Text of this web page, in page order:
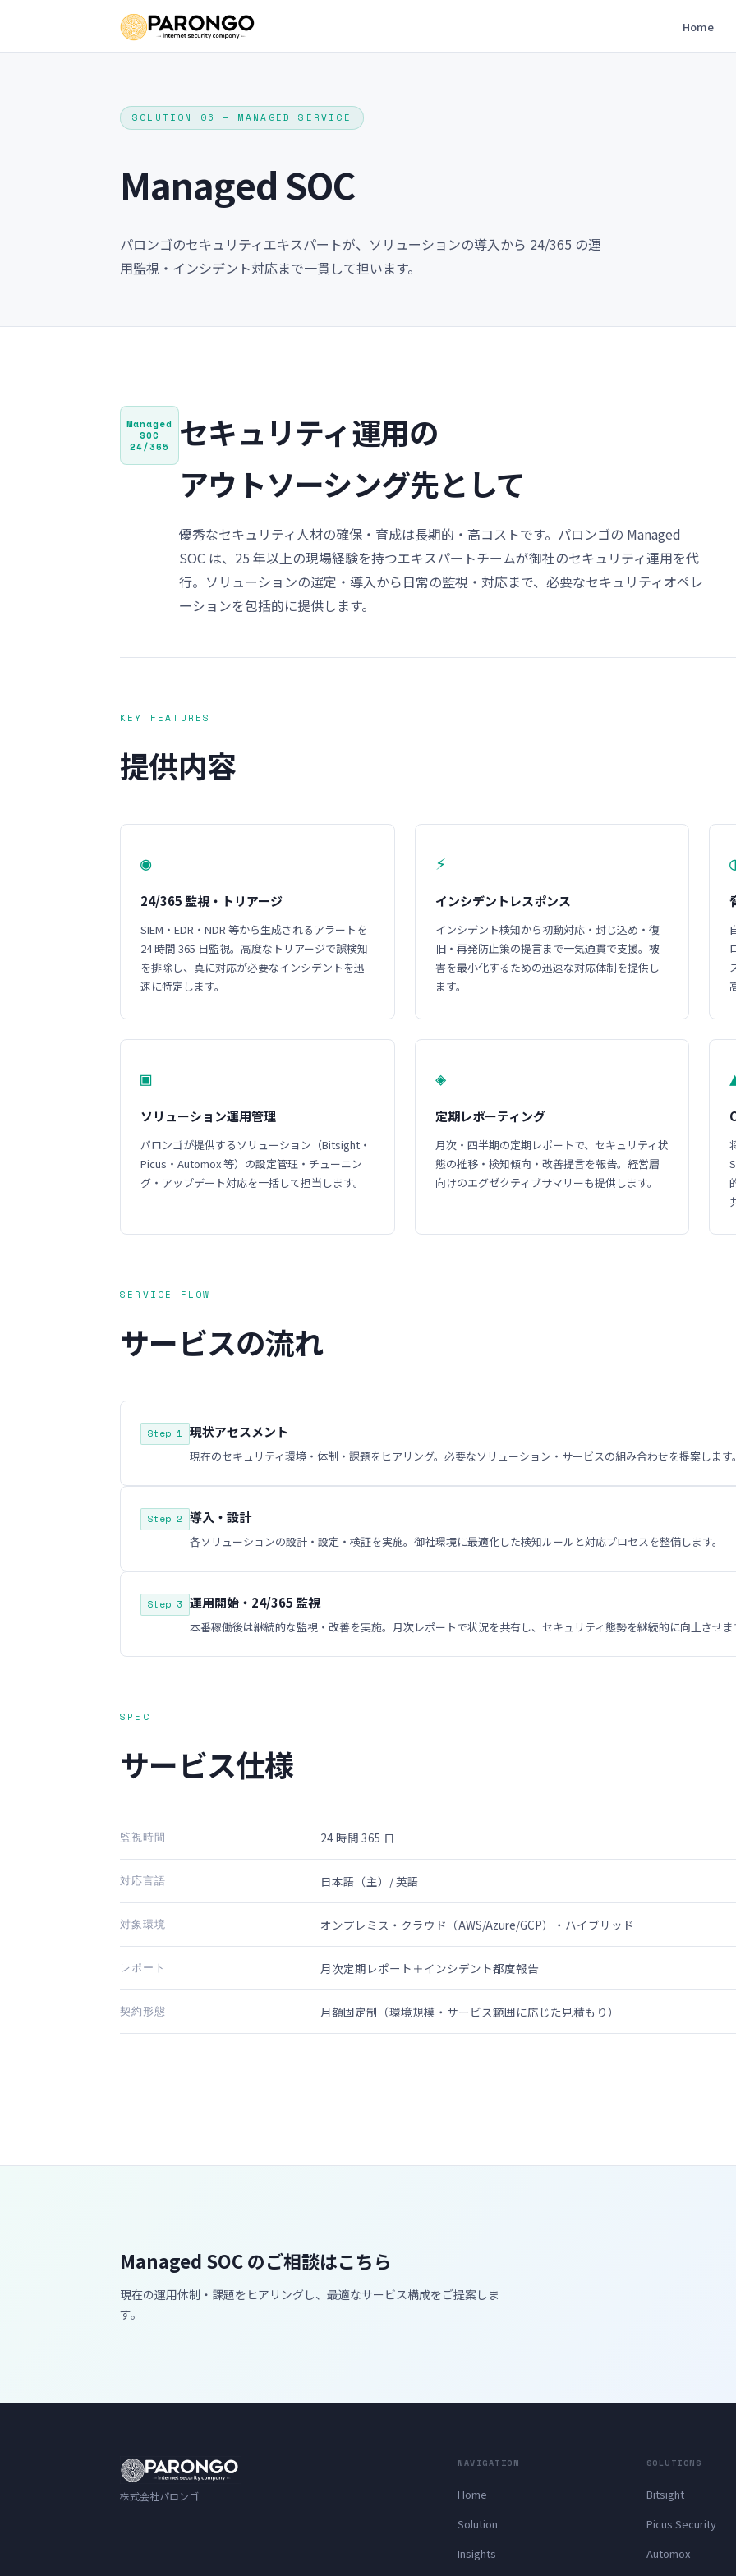
Home
SOLUTION 06 — MANAGED SERVICE
Managed SOC
パロンゴのセキュリティエキスパートが、ソリューションの導入から 24/365 の運
用監視・インシデント対応まで一貫して担います。
Managed
SOC
24/365
セキュリティ運用の
アウトソーシング先として
優秀なセキュリティ人材の確保・育成は長期的・高コストです。パロンゴの Managed
SOC は、25 年以上の現場経験を持つエキスパートチームが御社のセキュリティ運用を代
行。ソリューションの選定・導入から日常の監視・対応まで、必要なセキュリティオペレ
ーションを包括的に提供します。
KEY FEATURES
提供内容
◉
24/365 監視・トリアージ
SIEM・EDR・NDR 等から生成されるアラートを
24 時間 365 日監視。高度なトリアージで誤検知
を排除し、真に対応が必要なインシデントを迅
速に特定します。
⚡
インシデントレスポンス
インシデント検知から初動対応・封じ込め・復
旧・再発防止策の提言まで一気通貫で支援。被
害を最小化するための迅速な対応体制を提供し
ます。
▣
ソリューション運用管理
パロンゴが提供するソリューション（Bitsight・
Picus・Automox 等）の設定管理・チューニン
グ・アップデート対応を一括して担当します。
◈
定期レポーティング
月次・四半期の定期レポートで、セキュリティ状
態の推移・検知傾向・改善提言を報告。経営層
向けのエグゼクティブサマリーも提供します。
SERVICE FLOW
サービスの流れ
Step 1 現状アセスメント
現在のセキュリティ環境・体制・課題をヒアリング。必要なソリューション・サービスの組み合わせを提案します
Step 2 導入・設計
各ソリューションの設計・設定・検証を実施。御社環境に最適化した検知ルールと対応プロセスを整備します。
Step 3 運用開始・24/365 監視
本番稼働後は継続的な監視・改善を実施。月次レポートで状況を共有し、セキュリティ態勢を継続的に向上させま
SPEC
サービス仕様
監視時間 24 時間 365 日
対応言語 日本語（主）/ 英語
対象環境 オンプレミス・クラウド（AWS/Azure/GCP）・ハイブリッド
レポート 月次定期レポート＋インシデント都度報告
契約形態 月額固定制（環境規模・サービス範囲に応じた見積もり）
Managed SOC のご相談はこちら
現在の運用体制・課題をヒアリングし、最適なサービス構成をご提案しま
す。
株式会社パロンゴ
NAVIGATION
Home
Solution
Insights
SOLUTIONS
Bitsight
Picus Security
Automox